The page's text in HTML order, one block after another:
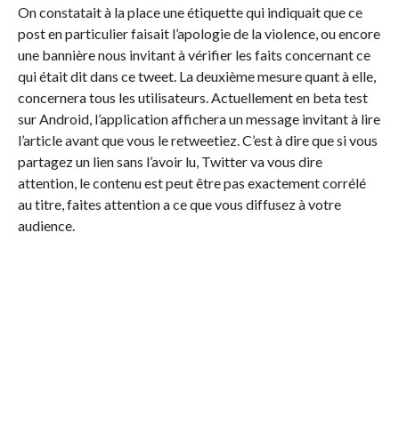
On constatait à la place une étiquette qui indiquait que ce
post en particulier faisait l’apologie de la violence, ou encore
une bannière nous invitant à vérifier les faits concernant ce
qui était dit dans ce tweet. La deuxième mesure quant à elle,
concernera tous les utilisateurs. Actuellement en beta test
sur Android, l’application affichera un message invitant à lire
l’article avant que vous le retweetiez. C’est à dire que si vous
partagez un lien sans l’avoir lu, Twitter va vous dire
attention, le contenu est peut être pas exactement corrélé
au titre, faites attention a ce que vous diffusez à votre
audience.